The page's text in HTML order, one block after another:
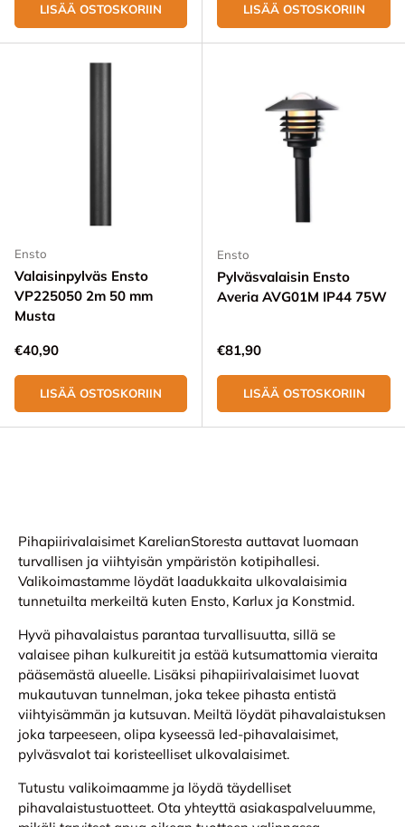
LISÄÄ OSTOSKORIIN LISÄÄ OSTOSKORIIN
Ensto
Valaisinpylväs Ensto
VP225050 2m 50 mm
Musta
Normaali hinta
€40,90
LISÄÄ OSTOSKORIIN
Ensto
Pylväsvalaisin Ensto
Averia AVG01M IP44 75W
Normaali hinta
€81,90
LISÄÄ OSTOSKORIIN
Pihapiirivalaisimet KarelianStoresta auttavat luomaan
turvallisen ja viihtyisän ympäristön kotipihallesi.
Valikoimastamme löydät laadukkaita ulkovalaisimia
tunnetuilta merkeiltä kuten Ensto, Karlux ja Konstmid.
Hyvä pihavalaistus parantaa turvallisuutta, sillä se
valaisee pihan kulkureitit ja estää kutsumattomia vieraita
pääsemästä alueelle. Lisäksi pihapiirivalaisimet luovat
mukautuvan tunnelman, joka tekee pihasta entistä
viihtyisämmän ja kutsuvan. Meiltä löydät pihavalaistuksen
joka tarpeeseen, olipa kyseessä led-pihavalaisimet,
pylväsvalot tai koristeelliset ulkovalaisimet.
Tutustu valikoimaamme ja löydä täydelliset
pihavalaistustuotteet. Ota yhteyttä asiakaspalveluumme,